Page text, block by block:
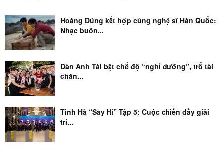
Hoàng Dũng kết hợp cùng nghệ sĩ Hàn Quốc:
Nhạc buồn...
Dàn Anh Tài bật chế độ “nghỉ dưỡng”, trổ tài
chăn...
Tinh Hà “Say Hi” Tập 5: Cuộc chiến đầy giải
trí...